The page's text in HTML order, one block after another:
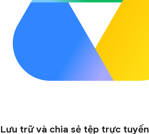
Lưu trữ và chia sẻ tệp trực tuyến